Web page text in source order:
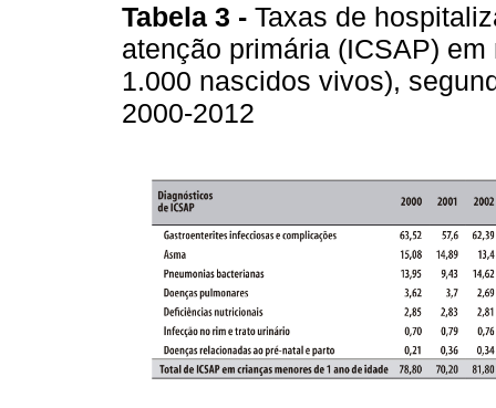
Tabela 3 - Taxas de
atenção primária (ICSAP)
1.000 nascidos vivos),
2000-2012